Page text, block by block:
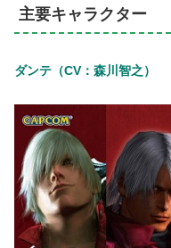
主要キャラクター
ダンテ（CV：森川智之）